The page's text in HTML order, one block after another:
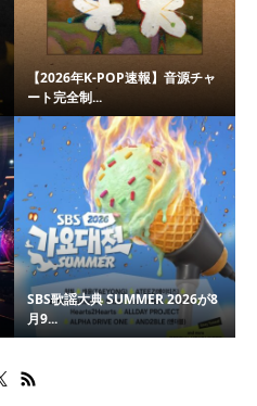
【2026年K-POP速報】音源チャ
ート完全制...
SBS歌謡大典 SUMMER 2026が8
月9...